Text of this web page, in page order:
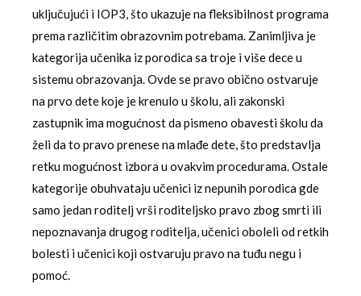
uključujući i IOP3, što ukazuje na fleksibilnost programa
prema različitim obrazovnim potrebama. Zanimljiva je
kategorija učenika iz porodica sa troje i više dece u
sistemu obrazovanja. Ovde se pravo obično ostvaruje
na prvo dete koje je krenulo u školu, ali zakonski
zastupnik ima mogućnost da pismeno obavesti školu da
želi da to pravo prenese na mlađe dete, što predstavlja
retku mogućnost izbora u ovakvim procedurama. Ostale
kategorije obuhvataju učenici iz nepunih porodica gde
samo jedan roditelj vrši roditeljsko pravo zbog smrti ili
nepoznavanja drugog roditelja, učenici oboleli od retkih
bolesti i učenici koji ostvaruju pravo na tuđu negu i
pomoć.